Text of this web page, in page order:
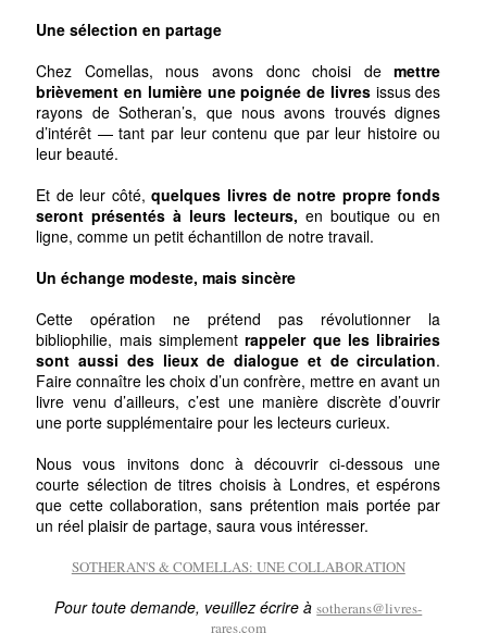
Une sélection en partage
Chez Comellas, nous avons donc choisi demettre
brièvement en lumière une poignée de livresissus des
rayons de Sotheran’s, que nous avons trouvés dignes
d’intérêt — tant par leur contenu que par leur histoire ou
leur beauté.
Et de leur côté,quelques livres de notre propre fonds
seront présentés à leurs lecteurs, en boutique ou en
ligne, comme un petit échantillon de notre travail.
Un échange modeste, mais sincère
Cette opération ne prétend pas révolutionner la
bibliophilie, mais simplementrappeler que les librairies
sont aussi des lieux de dialogue et de circulation.
Faire connaître les choix d’un confrère, mettre en avant un
livre venu d’ailleurs, c’est une manière discrète d’ouvrir
une porte supplémentaire pour les lecteurs curieux.
Nous vous invitons donc à découvrir ci-dessous une
courte sélection de titres choisis à Londres, et espérons
que cette collaboration, sans prétention mais portée par
un réel plaisir de partage, saura vous intéresser.
SOTHERAN'S & COMELLAS: UNE COLLABORATION
Pour toute demande, veuillez écrire àsotherans@livres-
rares.com